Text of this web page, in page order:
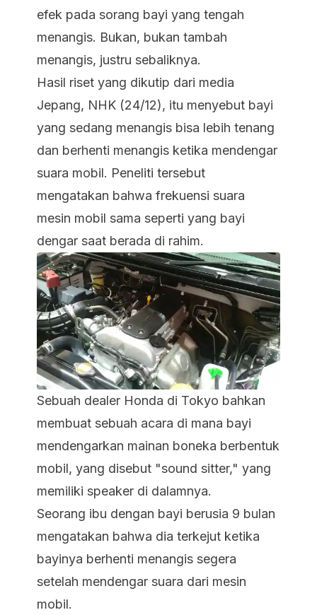
efek pada sorang bayi yang tengah
menangis. Bukan, bukan tambah
menangis, justru sebaliknya.
Hasil riset yang dikutip dari media
Jepang, NHK (24/12), itu menyebut bayi
yang sedang menangis bisa lebih tenang
dan berhenti menangis ketika mendengar
suara mobil. Peneliti tersebut
mengatakan bahwa frekuensi suara
mesin mobil sama seperti yang bayi
dengar saat berada di rahim.
Sebuah dealer Honda di Tokyo bahkan
membuat sebuah acara di mana bayi
mendengarkan mainan boneka berbentuk
mobil, yang disebut "sound sitter," yang
memiliki speaker di dalamnya.
Seorang ibu dengan bayi berusia 9 bulan
mengatakan bahwa dia terkejut ketika
bayinya berhenti menangis segera
setelah mendengar suara dari mesin
mobil.